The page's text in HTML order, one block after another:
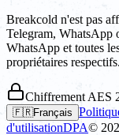
Breakcold n'est pas
Telegram, WhatsApp
WhatsApp et toutes
propriétaires respectifs.
Chiffrement AES
🇫🇷Français
d'utilisationDPA©